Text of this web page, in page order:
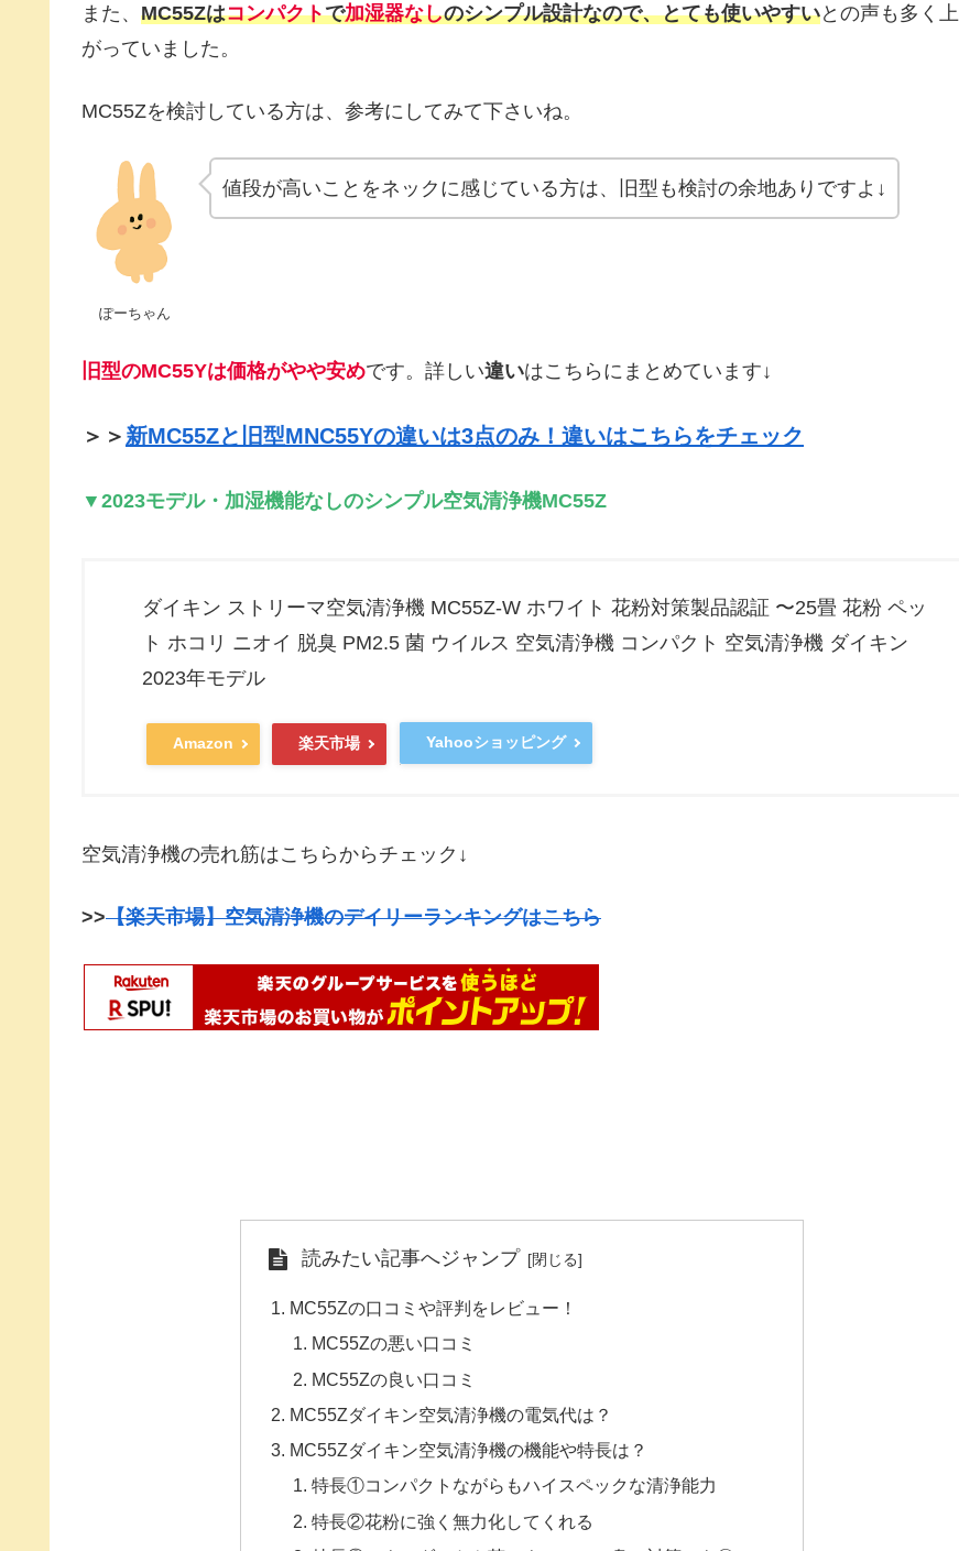
また、 MC55Zはコンパクトで加湿器なしのシンプル設計なので、とても使いやすいとの声も多く上
がっていました。
MC55Zを検討している方は、参考にしてみて下さいね。
ぽーちゃん
値段が高いことをネックに感じている方は、旧型も検討の余地ありですよ↓
旧型のMC55Yは価格がやや安めです。詳しい違いはこちらにまとめています↓
＞＞ 新MC55Zと旧型MNC55Yの違いは3点のみ！違いはこちらをチェック
▼2023モデル・加湿機能なしのシンプル空気清浄機MC55Z
ダイキン ストリーマ空気清浄機 MC55Z-W ホワイト 花粉対策製品認証 〜25畳 花粉 ペッ
ト ホコリ ニオイ 脱臭 PM2.5 菌 ウイルス 空気清浄機 コンパクト 空気清浄機 ダイキン
2023年モデル
Amazon 楽天市場 Yahooショッピング
空気清浄機の売れ筋はこちらからチェック↓
>>【楽天市場】空気清浄機のデイリーランキングはこちら
読みたい記事へジャンプ
MC55Zの口コミや評判をレビュー！
MC55Zの悪い口コミ
MC55Zの良い口コミ
MC55Zダイキン空気清浄機の電気代は？
MC55Zダイキン空気清浄機の機能や特長は？
特長①コンパクトながらもハイスペックな清浄能力
特長②花粉に強く無力化してくれる